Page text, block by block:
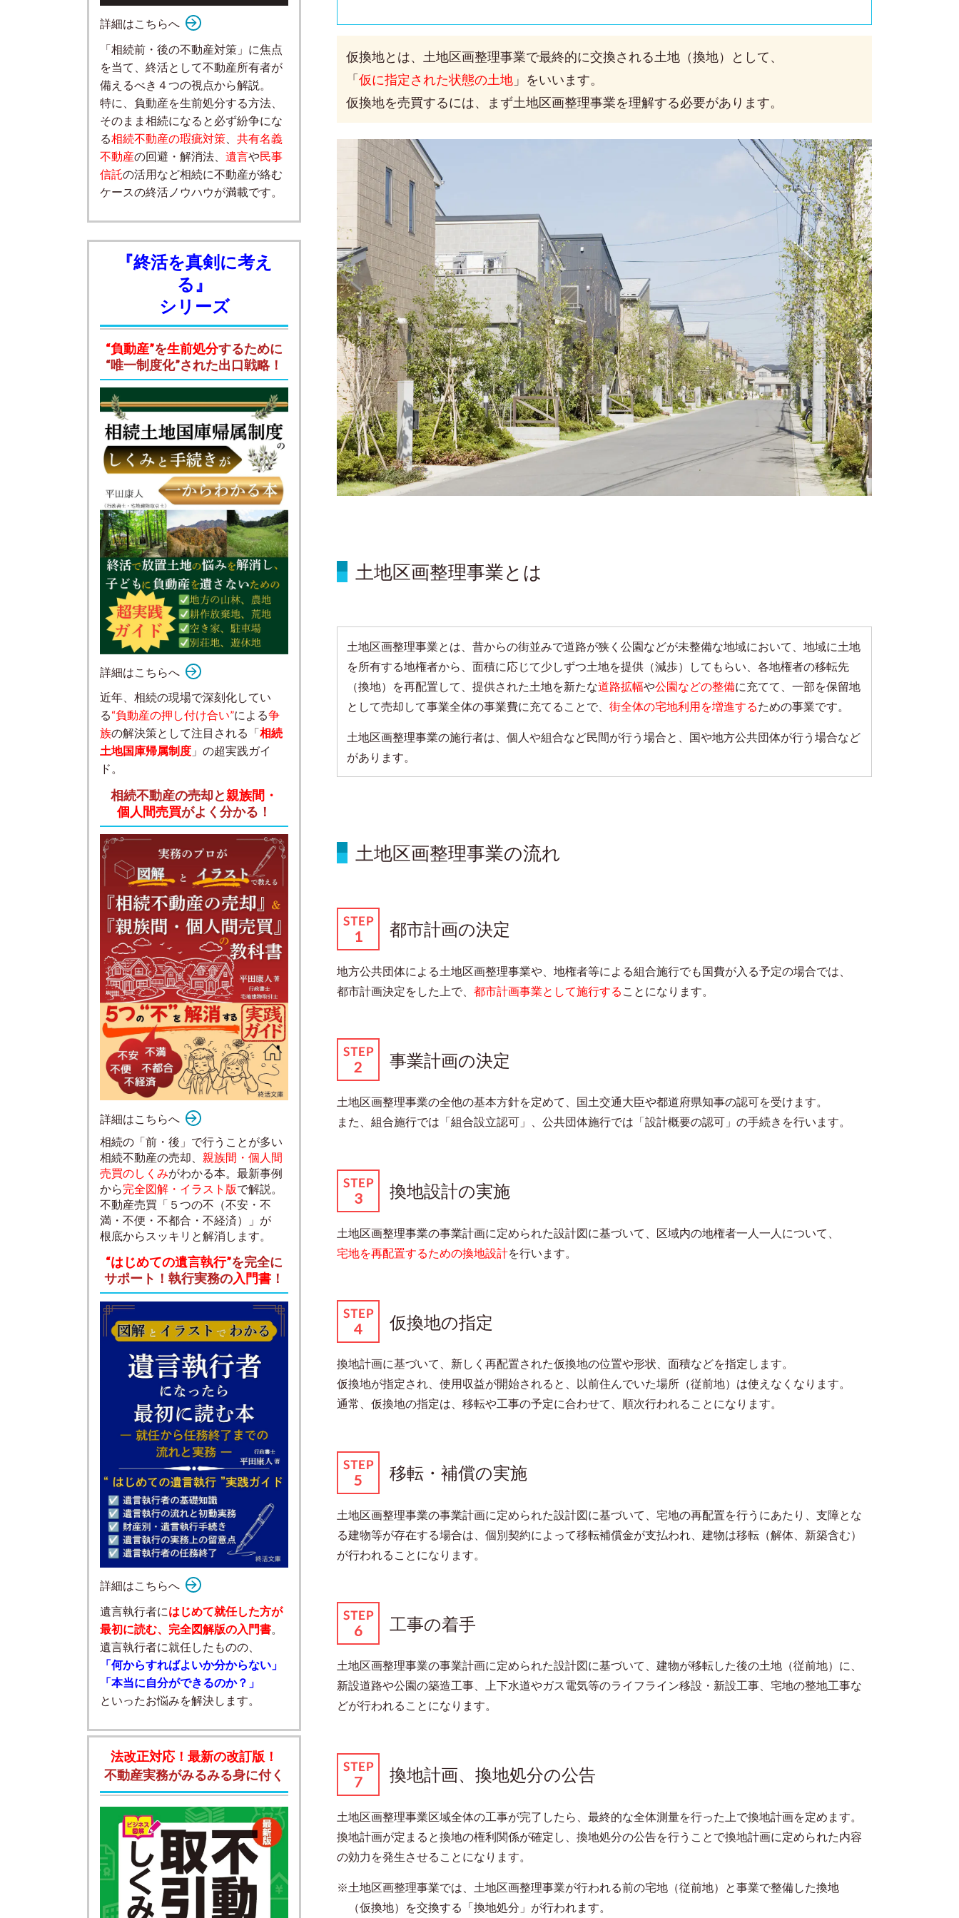
仮換地とは、土地区画整理事業で最終的に交換される土地（換地）として、
「仮に指定された状態の土地 」をいいます。
仮換地を売買するには、まず土地区画整理事業を理解する必要があります。
土地区画整理事業とは
土地区画整理事業とは、昔からの街並みで道路が狭く公園などが未整備な地域において、地域に土地
を所有する地権者から、面積に応じて少しずつ土地を提供（減歩）してもらい、各地権者の移転先
（換地）を再配置して、提供された土地を新たな道路拡幅や公園などの整備に充てて、一部を保留地
として売却して事業全体の事業費に充てることで、 街全体の宅地利用を増進するための事業です。
土地区画整理事業の施行者は、個人や組合など民間が行う場合と、国や地方公共団体が行う場合など
があります。
土地区画整理事業の流れ
都市計画の決定
地方公共団体による土地区画整理事業や、地権者等による組合施行でも国費が入る予定の場合では、
都市計画決定をした上で、 都市計画事業として施行する ことになります。
事業計画の決定
土地区画整理事業の全他の基本方針を定めて、国土交通大臣や都道府県知事の認可を受けます。
また、組合施行では「組合設立認可」、公共団体施行では「設計概要の認可」の手続きを行います。
換地設計の実施
土地区画整理事業の事業計画に定められた設計図に基づいて、区域内の地権者一人一人について、
宅地を再配置するための換地設計を行います。
仮換地の指定
換地計画に基づいて、新しく再配置された仮換地の位置や形状、面積などを指定します。
仮換地が指定され、使用収益が開始されると、以前住んでいた場所（従前地）は使えなくなります。
通常、仮換地の指定は、移転や工事の予定に合わせて、順次行われることになります。
移転・補償の実施
土地区画整理事業の事業計画に定められた設計図に基づいて、宅地の再配置を行うにあたり、支障とな
る建物等が存在する場合は、個別契約によって移転補償金が支払われ、建物は移転（解体、新築含む）
が行われることになります。
工事の着手
土地区画整理事業の事業計画に定められた設計図に基づいて、建物が移転した後の土地（従前地）に、
新設道路や公園の築造工事、上下水道やガス電気等のライフライン移設・新設工事、宅地の整地工事な
どが行われることになります。
換地計画、換地処分の公告
土地区画整理事業区域全体の工事が完了したら、最終的な全体測量を行った上で換地計画を定めます。
換地計画が定まると換地の権利関係が確定し、換地処分の公告を行うことで換地計画に定められた内容
の効力を発生させることになります。
※土地区画整理事業では、土地区画整理事業が行われる前の宅地（従前地）と事業で整備した換地
（仮換地）を交換する「換地処分」が行われます。
詳細はこちらへ
「相続前・後の不動産対策」に焦点
を当て、終活として不動産所有者が
備えるべき４つの視点から解説。
特に、負動産を生前処分する方法、
そのまま相続になると必ず紛争にな
る相続不動産の瑕疵対策
共有名義
不動産の回避・解消法、 遺言や民事
信託の活用など相続に不動産が絡む
ケースの終活ノウハウが満載です。
『終活を真剣に考え
る』
シリーズ
“負動産”を生前処分するために
“唯一制度化”された出口戦略！
詳細はこちらへ
近年、相続の現場で深刻化してい
る“負動産の押し付け合い”による争
族の解決策として注目される「相続
土地国庫帰属制度 」の超実践ガイ
ド。
相続不動産の売却と親族間・
個人間売買がよく分かる！
詳細はこちらへ
相続の「前・後」で行うことが多い
相続不動産の売却、 親族間・個人間
売買のしくみがわかる本。最新事例
から完全図解・イラスト版で解説。
不動産売買「５つの不（不安・不
満・不便・不都合・不経済）」が
根底からスッキリと解消します。
“はじめての遺言執行”を完全に
サポート！執行実務の入門書 ！
詳細はこちらへ
遺言執行者にはじめて就任した方が
最初に読む、完全図解版の入門書。
遺言執行者に就任したものの、
「何からすればよいか分からない」
「本当に自分ができるのか？」
といったお悩みを解決します。
法改正対応！最新の改訂版！
不動産実務がみるみる身に付く